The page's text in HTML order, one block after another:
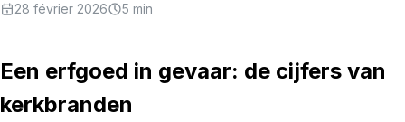
28 février 2026 5 min
Een erfgoed in gevaar: de cijfers van
kerkbranden